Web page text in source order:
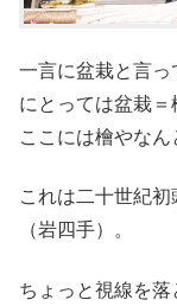
一言に盆栽と言
にとっては盆栽＝
ここには檜やなん
これは二十世紀
（岩四手）。
ちょっと視線を